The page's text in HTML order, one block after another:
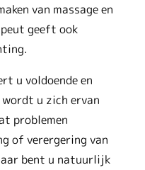
van massage en
geeft ook
u voldoende en
u zich ervan
problemen
of verergering van
bent u natuurlijk